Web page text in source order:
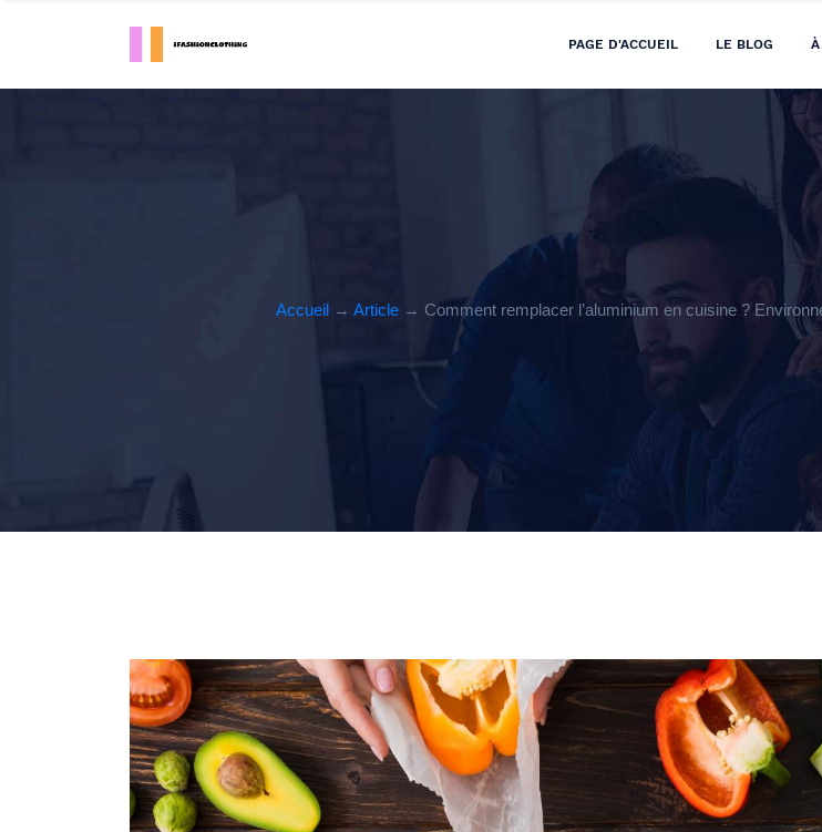
PAGE D'ACCUEIL LE BLOG
Accueil → Article → Comment remplacer l’aluminium en cuisine ?